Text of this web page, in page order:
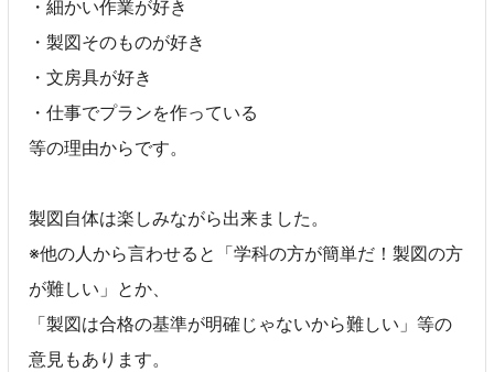
・細かい作業が好き
・製図そのものが好き
・文房具が好き
・仕事でプランを作っている
等の理由からです。
製図自体は楽しみながら出来ました。
※他の人から言わせると「学科の方が簡単だ！製図の方
が難しい」とか、
「製図は合格の基準が明確じゃないから難しい」等の
意見もあります。